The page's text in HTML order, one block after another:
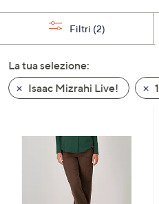
su
giù
oppure
scorri
a
Filtri (2)
La tua selezione:
Isaac Mizrahi Live!